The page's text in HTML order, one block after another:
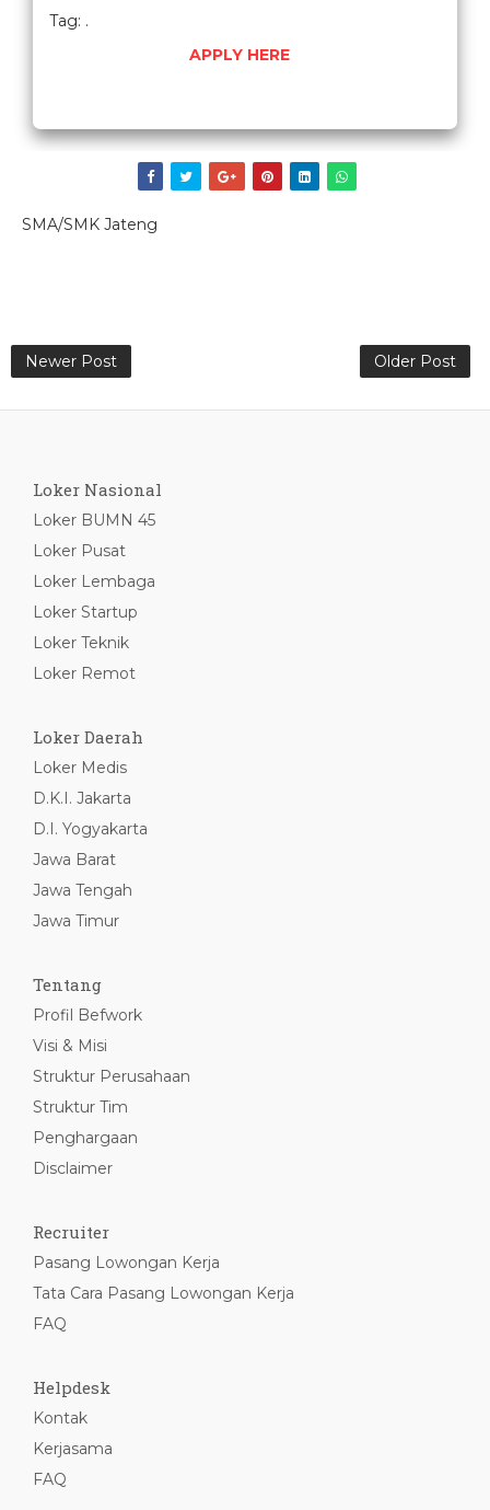
Tag: .
APPLY HERE
SMA/SMK Jateng
Newer Post Older Post
Loker Nasional
Loker BUMN 45
Loker Pusat
Loker Lembaga
Loker Startup
Loker Teknik
Loker Remot
Loker Daerah
Loker Medis
D.K.I. Jakarta
D.I. Yogyakarta
Jawa Barat
Jawa Tengah
Jawa Timur
Tentang
Profil Befwork
Visi & Misi
Struktur Perusahaan
Struktur Tim
Penghargaan
Disclaimer
Recruiter
Pasang Lowongan Kerja
Tata Cara Pasang Lowongan Kerja
FAQ
Helpdesk
Kontak
Kerjasama
FAQ